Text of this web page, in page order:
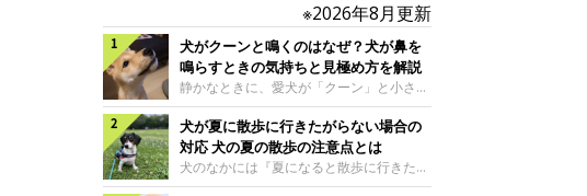
※2026年8月更新
犬がクーンと鳴くのはなぜ？犬が鼻を
鳴らすときの気持ちと見極め方を解説
静かなときに、愛犬が「クーン」と小さく
鳴いたり、鼻を鳴らすような音を出したり
することはありませんか？ 大きく吠える
わけではない分、「不安なの？それとも何
かお願いしているの？」と気になる飼い主
さんもいるかもしれません。今回は、犬が
犬が夏に散歩に行きたがらない場合の
対応 犬の夏の散歩の注意点とは
犬のなかには『夏になると散歩に行きたが
らない、歩かなくなる』『暑い季節は散歩